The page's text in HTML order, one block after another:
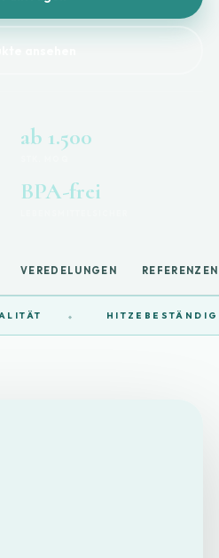
ab 1.500
BPA-frei
VEREDELUNGEN REFERENZEN